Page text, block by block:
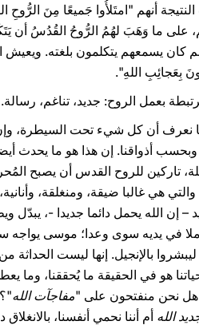
أنهم "امتَلأُوا جَميعًا مِنَ
على ما وَهَبَ لهُمُ الرُّوحُ القُدُسُ أن
يسمعهم يتكلمون بلغته. ويعيش
بِعَجائِبِ اللهِ".
بعمل الروح: جديد، تناغم، رسالة.
نعرف أن كل شيء تحت السيطرة،
أذواقنا. إن هذا هو ما يحدث أيضا
للروح القدس أن يصبح
هي غالبا ضيقة، ومنغلقة،
إن الله يحمل دائما جديدا -، يبدّل
في يديه سوى وعدا؛ موسى
بالإنجيل. إنها ليست الحداثة
هو في الحقيقة ما يُحققنا، وما
هل نحن منفتحون على "مفاجآت الله
الله أم أننا نحمي أنفسنا،